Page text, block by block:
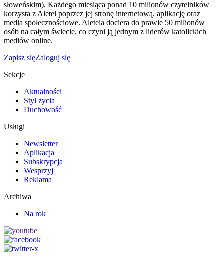
słoweńskim). Każdego miesiąca ponad 10 milionów czytelników
korzysta z Aletei poprzez jej stronę internetową, aplikację oraz
media społecznościowe. Aleteia dociera do prawie 50 milionów
osób na całym świecie, co czyni ją jednym z liderów katolickich
mediów online.
Zapisz sięZaloguj się
Sekcje
Aktualności
Styl życia
Duchowość
Usługi
Newsletter
Aplikacja
Subskrypcja
Wesprzyj
Reklama
Archiwa
Na rok